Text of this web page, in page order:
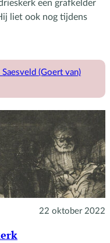
een grafkelder
liet ook nog tijdens
Saesveld (Goert van)
22 oktober 2022